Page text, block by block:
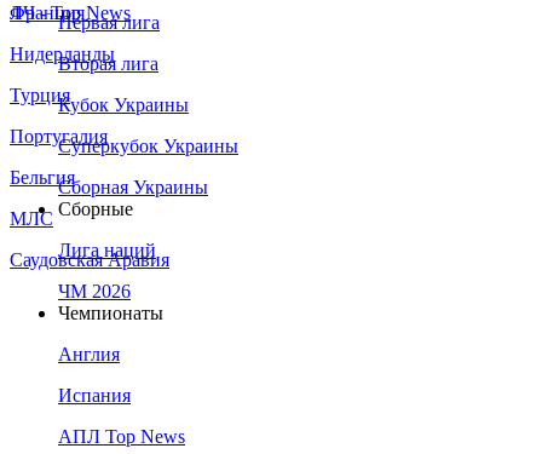
Франция
Нидерланды
Турция
Португалия
Бельгия
МЛС
Саудовская Аравия
ЛЧ - Top News
Первая лига
Вторая лига
Кубок Украины
Суперкубок Украины
Сборная Украины
Сборные
Лига наций
ЧМ 2026
Чемпионаты
Англия
Испания
АПЛ Top News